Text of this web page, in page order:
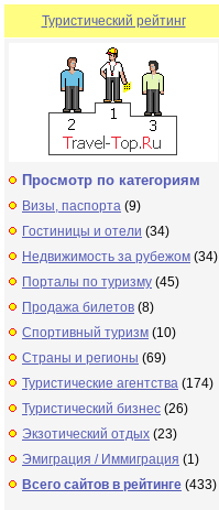
Туристический рейтинг
Просмотр по категориям
Визы, паспорта (9)
Гостиницы и отели (34)
Недвижимость за рубежом (34)
Порталы по туризму (45)
Продажа билетов (8)
Спортивный туризм (10)
Страны и регионы (69)
Туристические агентства (174)
Туристический бизнес (26)
Экзотический отдых (23)
Эмиграция / Иммиграция (1)
Всего сайтов в рейтинге (433)